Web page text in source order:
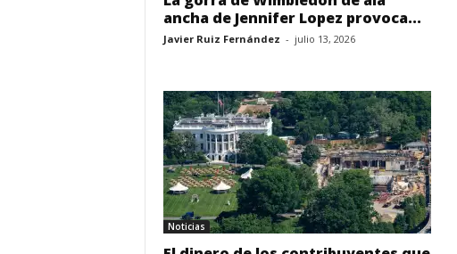
ancha de Jennifer Lopez provoca...
Javier Ruiz Fernández - julio 13, 2026
Noticias